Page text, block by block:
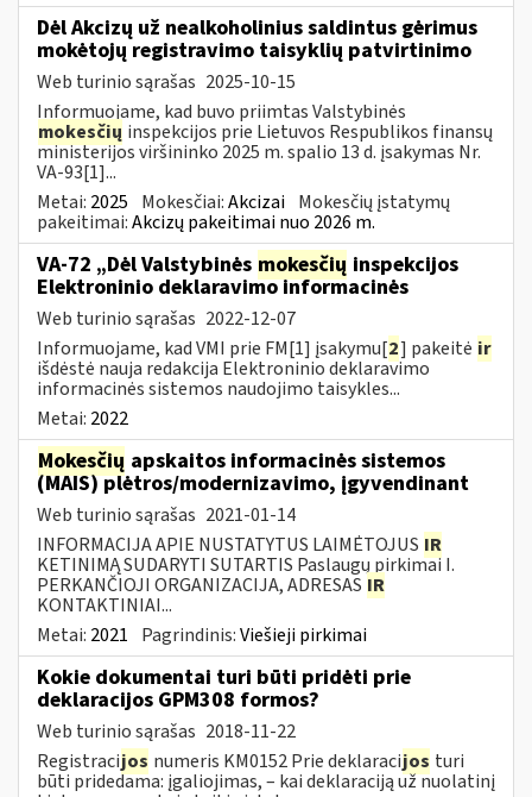
Dėl Akcizų už nealkoholinius saldintus gėrimus
mokėtojų registravimo taisyklių patvirtinimo
Web turinio sąrašas 2025-10-15
Informuojame, kad buvo priimtas Valstybinės
mokesčių inspekcijos prie Lietuvos Respublikos finansų
ministerijos viršininko 2025 m. spalio 13 d. įsakymas Nr.
VA-93[1]...
Metai: 2025 Mokesčiai:Akcizai Mokesčių įstatymų
pakeitimai:Akcizų pakeitimai nuo 2026 m.
VA-72 „Dėl Valstybinės mokesčių inspekcijos
Elektroninio deklaravimo informacinės
Web turinio sąrašas 2022-12-07
Informuojame, kad VMI prie FM[1] įsakymu[2] pakeitė ir
išdėstė nauja redakcija Elektroninio deklaravimo
informacinės sistemos naudojimo taisykles...
Metai: 2022
Mokesčių apskaitos informacinės sistemos
(MAIS) plėtros/modernizavimo, įgyvendinant
Web turinio sąrašas 2021-01-14
INFORMACIJA APIE NUSTATYTUS LAIMĖTOJUS IR
KETINIMĄ SUDARYTI SUTARTIS Paslaugų pirkimai I.
PERKANČIOJI ORGANIZACIJA, ADRESAS IR
KONTAKTINIAI...
Metai: 2021 Pagrindinis:Viešieji pirkimai
Kokie dokumentai turi būti pridėti prie
deklaracijos GPM308 formos?
Web turinio sąrašas 2018-11-22
Registracijos numeris KM0152 Prie deklaracijos turi
būti pridedama: įgaliojimas, – kai deklaraciją už nuolatinį